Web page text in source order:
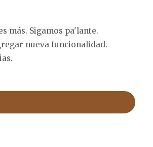
más. Sigamos pa'lante.
nueva funcionalidad.